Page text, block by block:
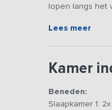
lopen langs het
De
eetgedeelte
waterkoker. In
Lees meer
Kamer
Beneden:
Slaapkamer 1: